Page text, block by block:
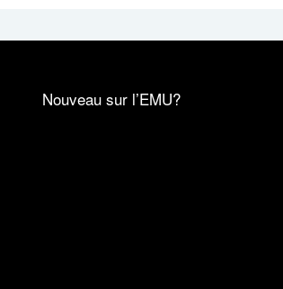
Nouveau sur l’EMU?